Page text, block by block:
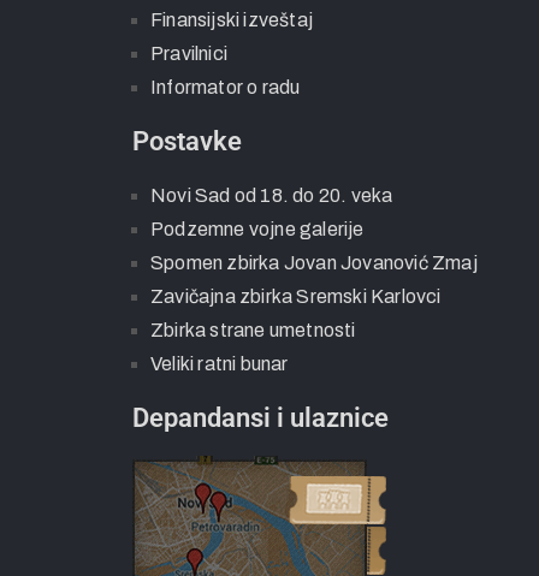
Finansijski izveštaj
Pravilnici
Informator o radu
Postavke
Novi Sad od 18. do 20. veka
Podzemne vojne galerije
Spomen zbirka Jovan Jovanović Zmaj
Zavičajna zbirka Sremski Karlovci
Zbirka strane umetnosti
Veliki ratni bunar
Depandansi i ulaznice